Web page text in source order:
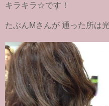
キラキラ☆です！
たぶんMさんが 通った所は